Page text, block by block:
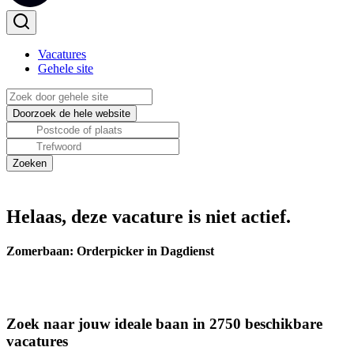
Vacatures
Gehele site
Helaas, deze vacature is niet actief.
Zomerbaan: Orderpicker in Dagdienst
Zoek naar jouw ideale baan in 2750 beschikbare
vacatures